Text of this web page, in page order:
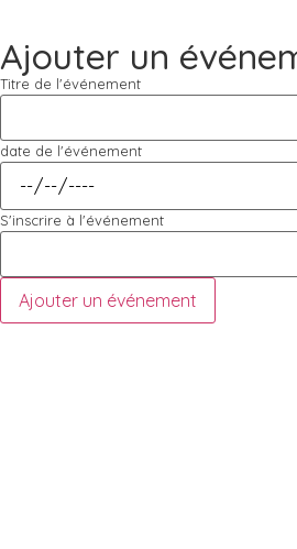
Ajouter un
Titre de l'événement
date de l'événement
S'inscrire à l'événement
Ajouter un événement